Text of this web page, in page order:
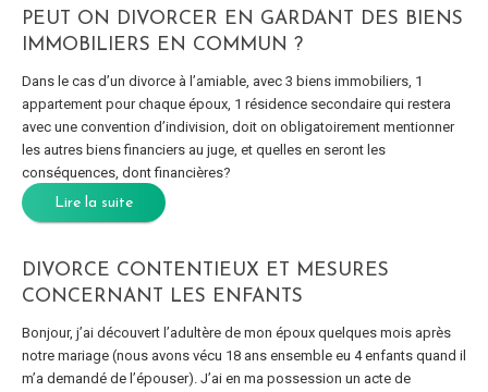
PEUT ON DIVORCER EN GARDANT DES BIENS
IMMOBILIERS EN COMMUN ?
Dans le cas d’un divorce à l’amiable, avec 3 biens immobiliers, 1
appartement pour chaque époux, 1 résidence secondaire qui restera
avec une convention d’indivision, doit on obligatoirement mentionner
les autres biens financiers au juge, et quelles en seront les
conséquences, dont financières?
Lire la suite
DIVORCE CONTENTIEUX ET MESURES
CONCERNANT LES ENFANTS
Bonjour, j’ai découvert l’adultère de mon époux quelques mois après
notre mariage (nous avons vécu 18 ans ensemble eu 4 enfants quand il
m’a demandé de l’épouser). J’ai en ma possession un acte de